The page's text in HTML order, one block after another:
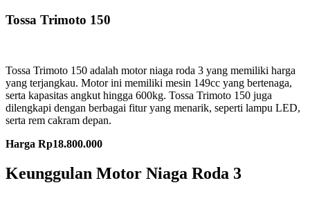
Tossa Trimoto 150
Tossa Trimoto 150 adalah motor niaga roda 3 yang memiliki harga
yang terjangkau. Motor ini memiliki mesin 149cc yang bertenaga,
serta kapasitas angkut hingga 600kg. Tossa Trimoto 150 juga
dilengkapi dengan berbagai fitur yang menarik, seperti lampu LED,
serta rem cakram depan.
Harga Rp18.800.000
Keunggulan Motor Niaga Roda 3